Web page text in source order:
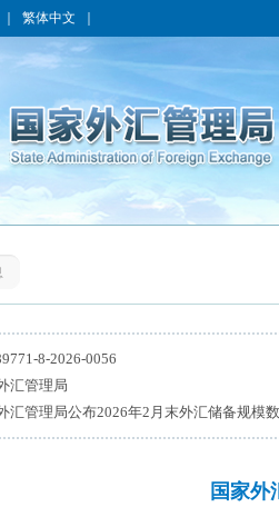
繁体中文
8-2026-0056
汇管理局
汇管理局公布2026年2月末外汇储备规模
国家外